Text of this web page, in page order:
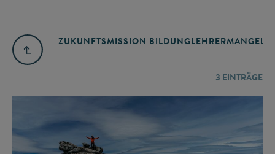
ZUKUNFTSMISSION BILDUNGLEHRERMANGEL
3 EINTRÄGE